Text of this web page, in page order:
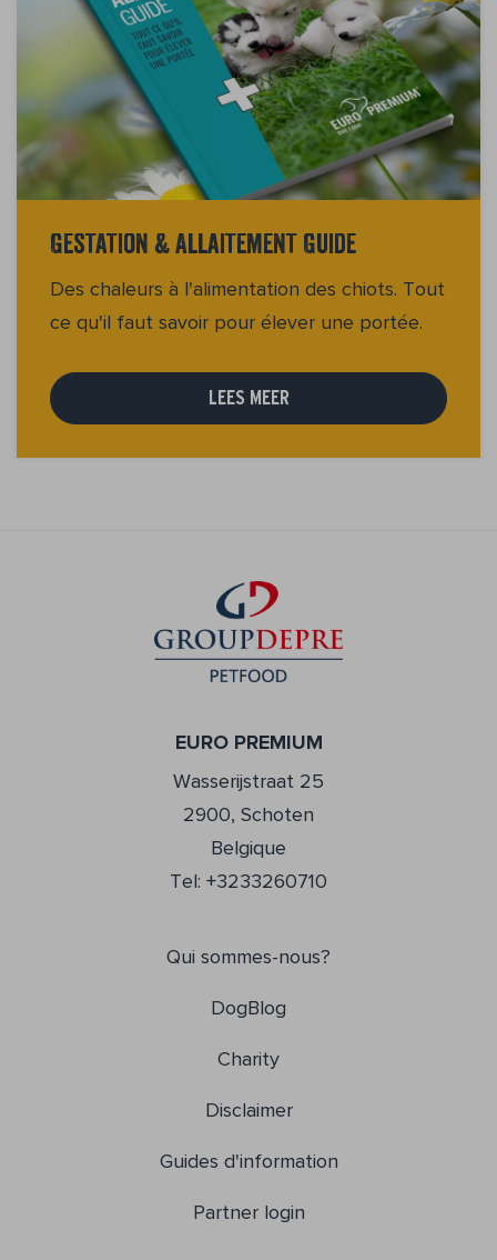
Gestation & Allaitement Guide
Des chaleurs à l'alimentation des chiots. Tout
ce qu'il faut savoir pour élever une portée.
LEES MEER
EURO PREMIUM
Wasserijstraat 25
2900, Schoten
Belgique
Tel: +3233260710
Qui sommes-nous?
DogBlog
Charity
Disclaimer
Guides d'information
Partner login